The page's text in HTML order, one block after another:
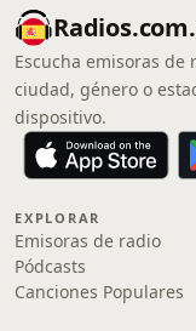
Escucha emisoras de
ciudad, género o
dispositivo.
EXPLORAR
Emisoras de radio
Pódcasts
Canciones Populares